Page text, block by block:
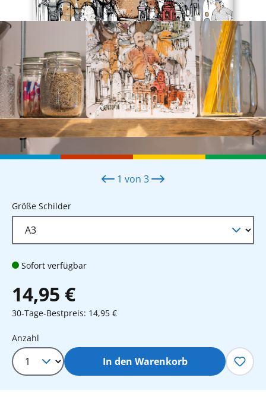
1 von 3
Größe Schilderauswählen
Sofort verfügbar
14,95 €
30-Tage-Bestpreis: 14,95 €
Produkt Anzahl: Gib den
Anzahl
In den Warenkorb